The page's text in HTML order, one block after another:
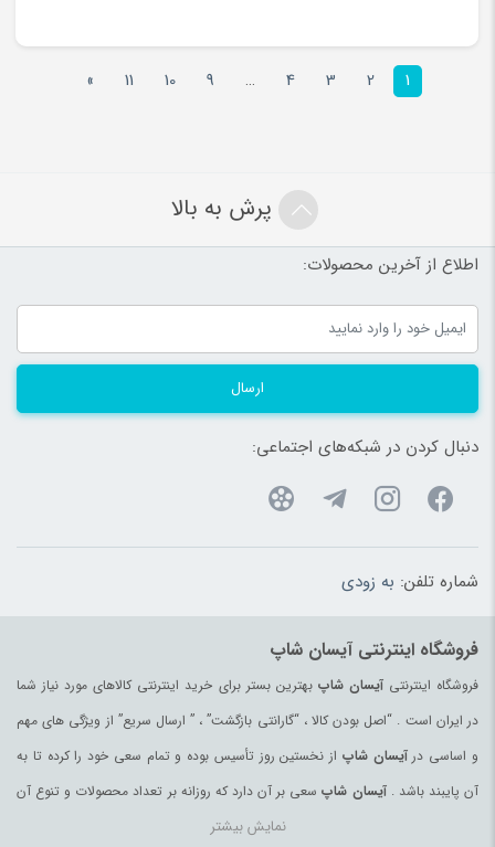
1
2
3
4
…
9
10
11
»
پرش به بالا
اطلاع از آخرین محصولات:
ارسال
دنبال کردن در شبکه‌های اجتماعی:
شماره تلفن: به زودی
فروشگاه اینترنتی آیسان شاپ
فروشگاه اینترنتیآیسان شاپبهترین بستر برای خرید اینترنتی کالاهای مورد نیاز شما
در ایران است . “اصل بودن کالا ، “گارانتی بازگشت” ، ” ارسال سریع” از ویژگی های مهم
و اساسی درآیسان شاپ از نخستین روز تأسیس بوده و تمام سعی خود را کرده تا به
آن پایبند باشد .آیسان شاپ سعی بر آن دارد که روزانه بر تعداد محصولات و تنوع آن
بیفزاید تا بتواند نیاز همه ی افراد با هر نوع سلیقه را در خرید محصولات اینترنتی مرتفع
نمایش بیشتر